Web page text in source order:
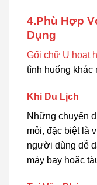
4.Phù Hợp
Dụng
Gối chữ U hoạt
tình huống khác
Khi Du Lịch
Những chuyến
mỏi, đặc biệt là
người dùng dễ
máy bay hoặc